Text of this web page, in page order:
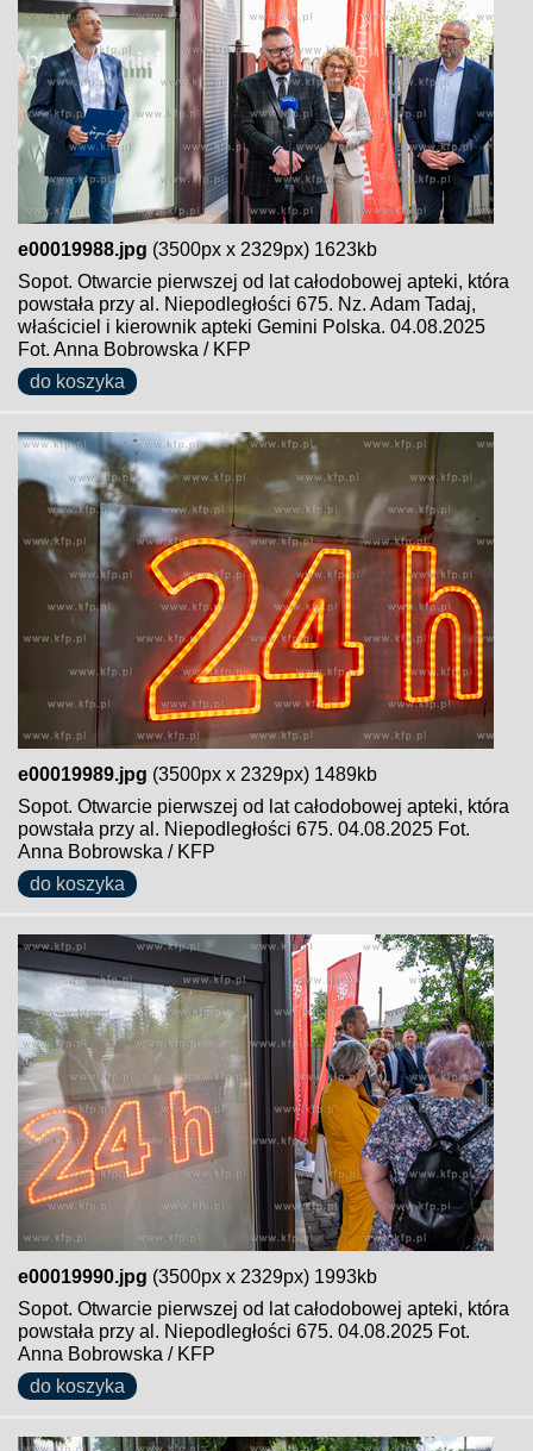
e00019988.jpg (3500px x 2329px) 1623kb
Sopot. Otwarcie pierwszej od lat całodobowej apteki, która
powstała przy al. Niepodległości 675. Nz. Adam Tadaj,
właściciel i kierownik apteki Gemini Polska. 04.08.2025
Fot. Anna Bobrowska / KFP
do koszyka
e00019989.jpg (3500px x 2329px) 1489kb
Sopot. Otwarcie pierwszej od lat całodobowej apteki, która
powstała przy al. Niepodległości 675. 04.08.2025 Fot.
Anna Bobrowska / KFP
do koszyka
e00019990.jpg (3500px x 2329px) 1993kb
Sopot. Otwarcie pierwszej od lat całodobowej apteki, która
powstała przy al. Niepodległości 675. 04.08.2025 Fot.
Anna Bobrowska / KFP
do koszyka